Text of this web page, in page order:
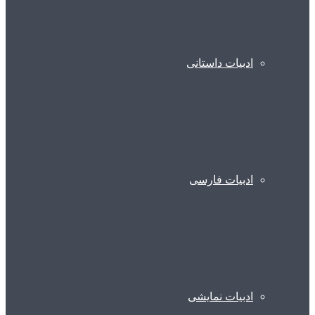
ادبیات داستانی
ادبیات فارسی
ادبیات نمایشی